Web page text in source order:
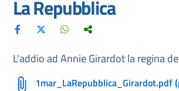
La Repubblica
L'addio ad Annie Girardot la regina
1mar_LaRepubblica_Girardot.pdf